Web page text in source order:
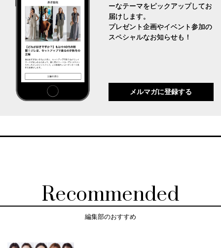
ーなテーマをピックアップしてお
届けします。
プレゼント企画やイベント参加の
スペシャルなお知らせも！
メルマガに登録する
Recommended
編集部のおすすめ